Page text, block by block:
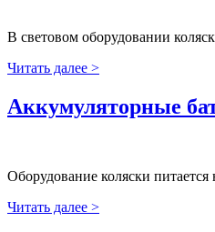
В световом оборудовании
Читать далее >
Аккумуляторные
Оборудование коляски
Читать далее >